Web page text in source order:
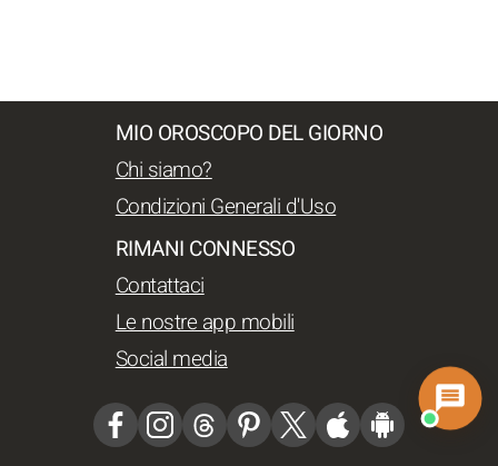
MIO OROSCOPO DEL GIORNO
Chi siamo?
Condizioni Generali d'Uso
RIMANI CONNESSO
Contattaci
Le nostre app mobili
Social media